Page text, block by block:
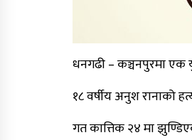
धनगढी – कञ्चनपुरमा एक
१८ वर्षीय अनुश रानाको
गत कात्तिक २४ मा